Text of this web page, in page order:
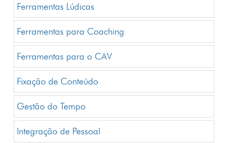
Ferramentas Lúdicas
Ferramentas para Coaching
Ferramentas para o CAV
Fixação de Conteúdo
Gestão do Tempo
Integração de Pessoal